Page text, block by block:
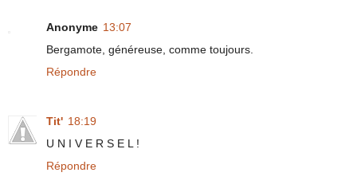
Anonyme 13:07
Bergamote, généreuse, comme toujours.
Répondre
Tit' 18:19
U N I V E R S E L !
Répondre